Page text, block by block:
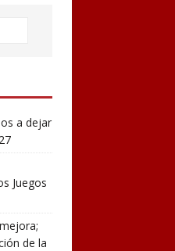
a dejar
Juegos
de la